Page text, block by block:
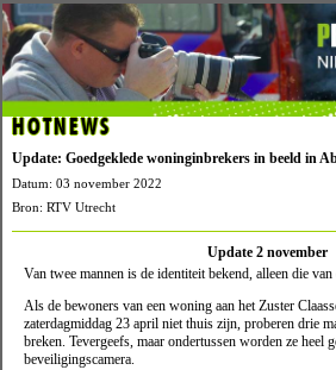
HOTNEWS
Update: Goedgeklede woninginbrekers in beeld in
Datum: 03 november 2022
Bron: RTV Utrecht
Update 2 november
Van twee mannen is de identiteit bekend, alleen die
Als de bewoners van een woning aan het Zuster
zaterdagmiddag 23 april niet thuis zijn, proberen drie
breken. Tevergeefs, maar ondertussen worden ze heel
beveiligingscamera.